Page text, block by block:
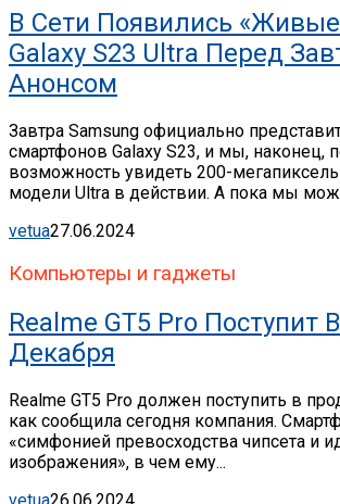
В Сети Появились
Galaxy S23 Ultra Перед
Анонсом
Завтра Samsung официально
смартфонов Galaxy S23, и мы, наконец,
возможность увидеть 200-
модели Ultra в действии. А пока мы
vetua27.06.2024
Компьютеры и гаджеты
Realme GT5 Pro Поступит
Декабря
Realme GT5 Pro должен поступить в
как сообщила сегодня компания.
«симфонией превосходства чипсета и
изображения», в чем ему...
vetua26.06.2024